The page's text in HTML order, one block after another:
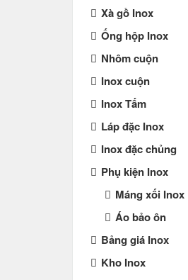
Xà gồ Inox
Ống hộp Inox
Nhôm cuộn
Inox cuộn
Inox Tấm
Láp đặc Inox
Inox đặc chủng
Phụ kiện Inox
Máng xối Inox
Áo bảo ôn
Bảng giá Inox
Kho Inox